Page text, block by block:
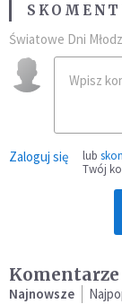
Światowe Dni
Zaloguj się lub
Twój
Komentarze
Najnowsze